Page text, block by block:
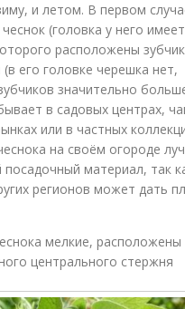
и летом. В первом
(головка у него
расположены
его головке черешка нет,
значительно
в садовых центрах,
или в частных
на своём огороде
материал, так
регионов может дать
мелкие, расположены
центрального стержня